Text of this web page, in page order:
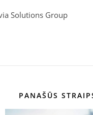
Solutions Group
PANAŠŪS